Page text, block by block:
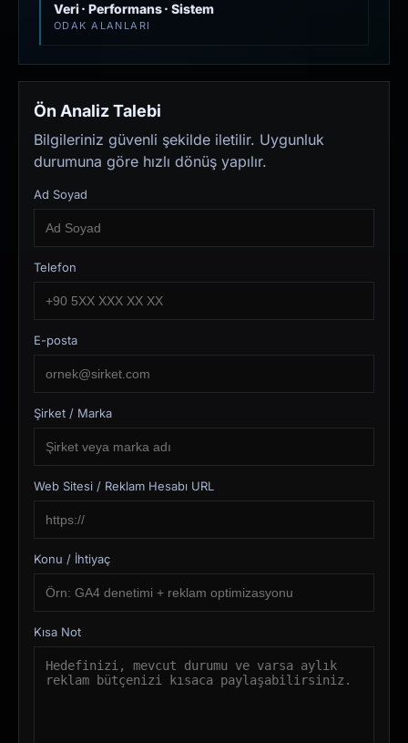
Veri · Performans · Sistem
ODAK ALANLARI
Ön Analiz Talebi
Bilgileriniz güvenli şekilde iletilir. Uygunluk
durumuna göre hızlı dönüş yapılır.
Ad Soyad
Telefon
E-posta
Şirket / Marka
Web Sitesi / Reklam Hesabı URL
Konu / İhtiyaç
Kısa Not